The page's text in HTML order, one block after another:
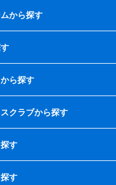
から探す
ら探す
クラブから探す
す
す